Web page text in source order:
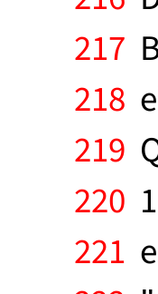
217
218
219
220
221